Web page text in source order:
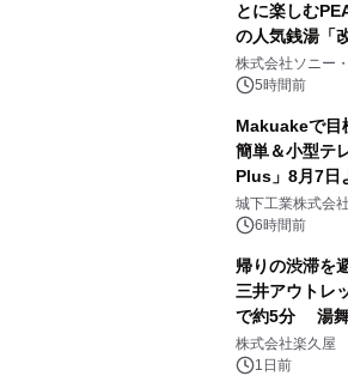
とに楽しむ
の人気銭湯「
ラボレーショ
ボグッズも発
株式会社ソニー
5時間前
Makuakeで目
簡単＆小型テ
Plus」8月7日
ーブル1本つな
ぐっと豊かに
城下工業株式会社
6時間前
帰りの渋滞を
三井アウトレ
で約5分 湯舞
メニューを提供
株式会社楽久屋
1日前